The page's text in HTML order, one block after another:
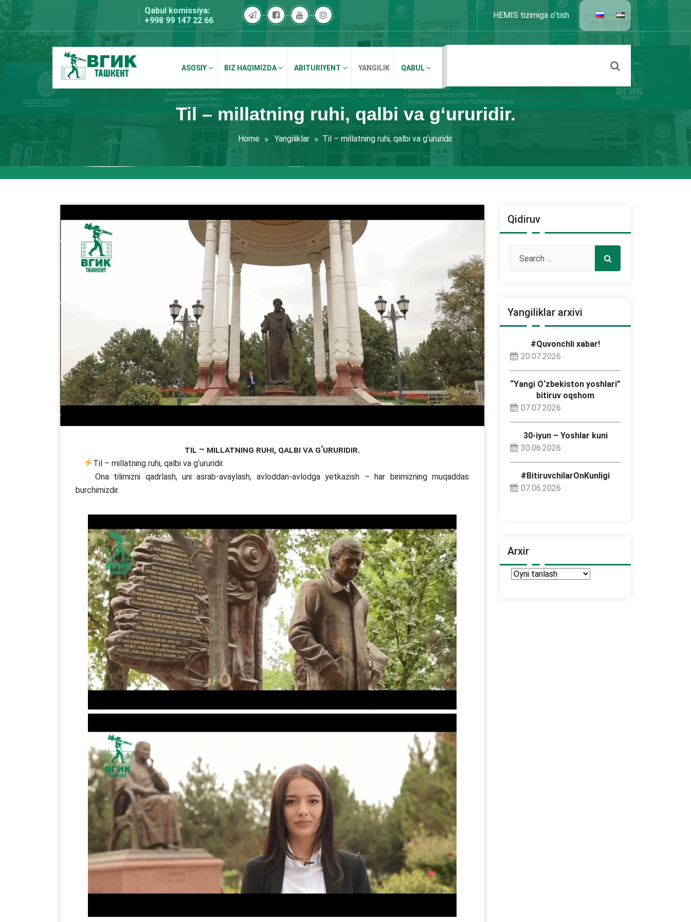
Skip
to
content
Qabul komissiya:
+998 99 147 22 66
HEMIS tizimiga o’tish
BDKU Toshkent
ASOSIY BIZ HAQIMIZDA ABITURIYENT YANGILIK QABUL
Til – millatning ruhi, qalbi va g‘ururidir.
Home Yangiliklar Til – millatning ruhi, qalbi va g‘ururidir.
Til – millatning ruhi, qalbi va g‘ururidir.
Til – millatning ruhi, qalbi va g‘ururidir.
Ona tilimizni qadrlash, uni asrab-avaylash, avloddan-avlodga yetkazish – har birimizning muqaddas
burchimizdir.
Qidiruv
Yangiliklar arxivi
#Quvonchli xabar!
20.07.2026
“Yangi O‘zbekiston yoshlari”
bitiruv oqshom
07.07.2026
30-iyun – Yoshlar kuni
30.06.2026
#BitiruvchilarOnKunligi
07.06.2026
Arxir
Arxir